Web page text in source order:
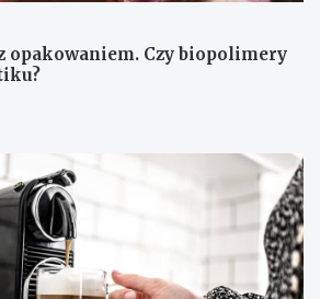
opakowaniem. Czy biopolimery